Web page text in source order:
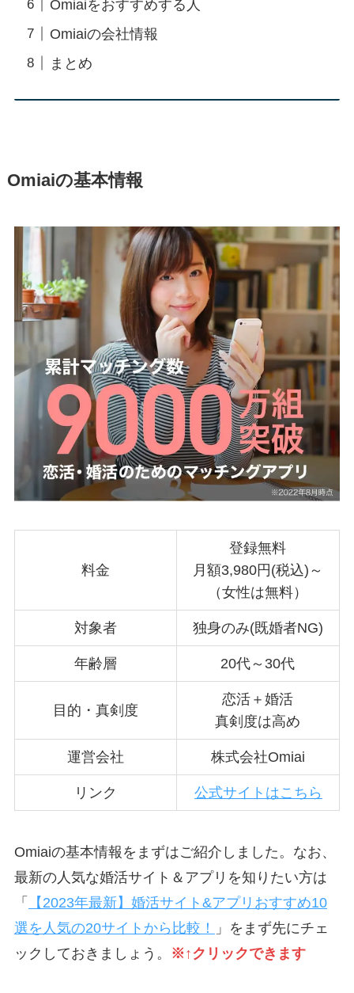
Omiaiをおすすめする人
Omiaiの会社情報
まとめ
Omiaiの基本情報
料金
登録無料
月額3,980円(税込)～
（女性は無料）
対象者 独身のみ(既婚者NG)
年齢層 20代～30代
目的・真剣度
恋活＋婚活
真剣度は高め
運営会社 株式会社Omiai
リンク 公式サイトはこちら
Omiaiの基本情報をまずはご紹介しました。なお、
最新の人気な婚活サイト＆アプリを知りたい方は
「
【2023年最新】婚活サイト&アプリおすすめ10
選を人気の20サイトから比較！
」をまず先にチェ
ックしておきましょう。
※↑クリックできます